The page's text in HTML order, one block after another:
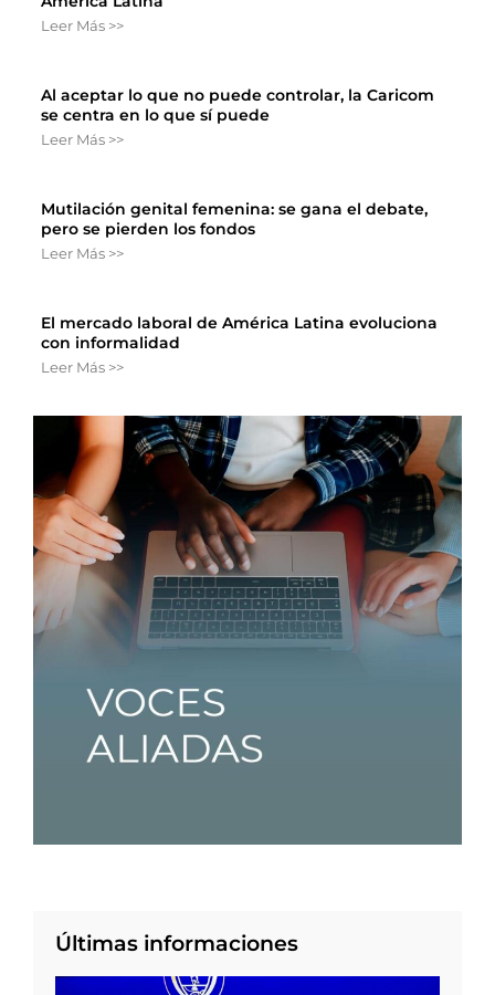
Leer Más >>
Al aceptar lo que no puede controlar, la Caricom
se centra en lo que sí puede
Leer Más >>
Mutilación genital femenina: se gana el debate,
pero se pierden los fondos
Leer Más >>
El mercado laboral de América Latina evoluciona
con informalidad
Leer Más >>
Últimas informaciones